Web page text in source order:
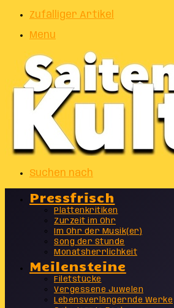
Zufälliger Artikel
Menu
Suchen nach
Pressfrisch
Plattenkritiken
Zurzeit im Ohr
Im Ohr der Musik(er)
Song der Stunde
Monatsherrlichkeit
Meilensteine
Filetstücke
Vergessene Juwelen
Lebensverlängernde Werke